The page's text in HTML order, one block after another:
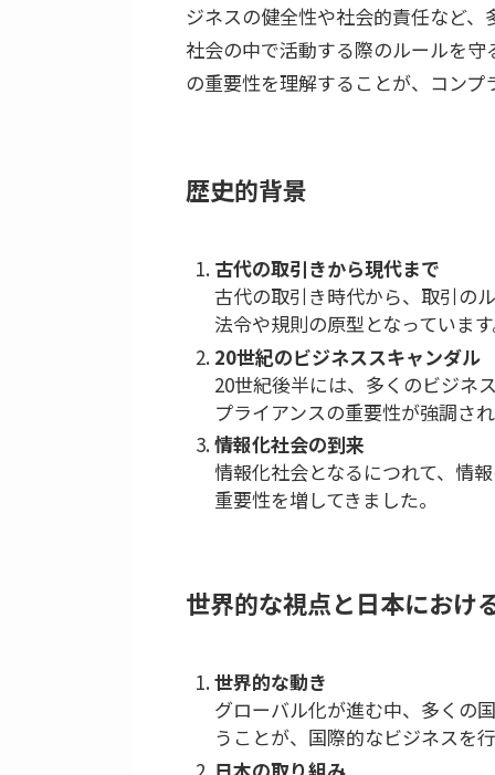
ジネスの健全性や社会的責任など
社会の中で活動する際のルールを
の重要性を理解することが、コンプ
歴史的背景
古代の取引きから現代まで
古代の取引き時代から、取引の
法令や規則の原型となっていま
20世紀のビジネススキャンダル
20世紀後半には、多くのビジネ
プライアンスの重要性が強調さ
情報化社会の到来
情報化社会となるにつれて、情
重要性を増してきました。
世界的な視点と日本におけ
世界的な動き
グローバル化が進む中、多くの
うことが、国際的なビジネスを